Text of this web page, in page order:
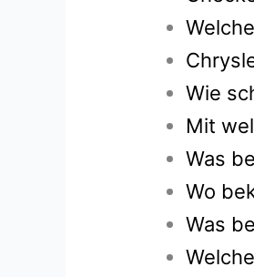
Wie
Mit
Was
Wo
Was